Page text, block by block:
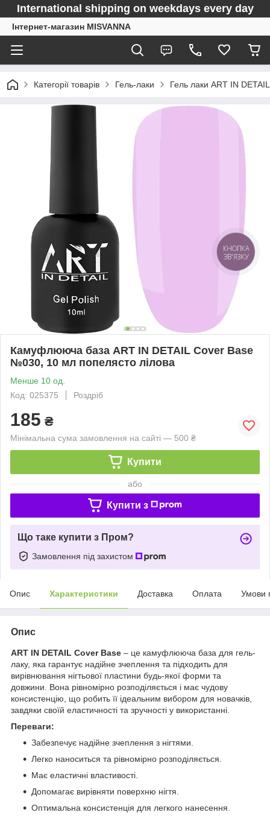
International shipping on weekdays every day
Інтернет-магазин MISVANNA
Категорії товарів Гель-лаки Гель лаки ART IN DETAIL
Камуфлююча база ART IN DETAIL Cover Base
№030, 10 мл попелясто лілова
Менше 10 од.
Код: 025375
Роздріб
185 ₴
Мінімальна сума замовлення на сайті — 500 ₴
Купити
або
Купити з
Що таке купити з Пром?
Замовлення під захистом
Опис Характеристики Доставка Оплата Умови
Опис
ART IN DETAIL Cover Base – це камуфлююча база для гель-
лаку, яка гарантує надійне зчеплення та підходить для
вирівнювання нігтьової пластини будь-якої форми та
довжини. Вона рівномірно розподіляється і має чудову
консистенцію, що робить її ідеальним вибором для новачків,
завдяки своїй еластичності та зручності у використанні.
Переваги:
Забезпечує надійне зчеплення з нігтями.
Легко наноситься та рівномірно розподіляється.
Має еластичні властивості.
Допомагає вирівняти поверхню нігтя.
Оптимальна консистенція для легкого нанесення.
КНОПКА
ЗВ'ЯЗКУ